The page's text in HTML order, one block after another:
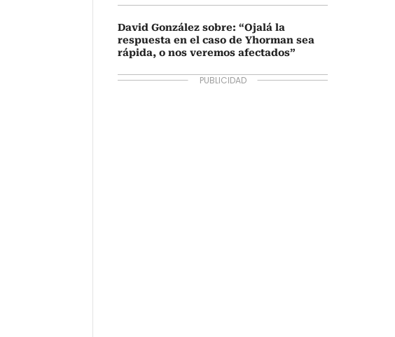
David González sobre: “Ojalá la
respuesta en el caso de Yhorman sea
rápida, o nos veremos afectados”